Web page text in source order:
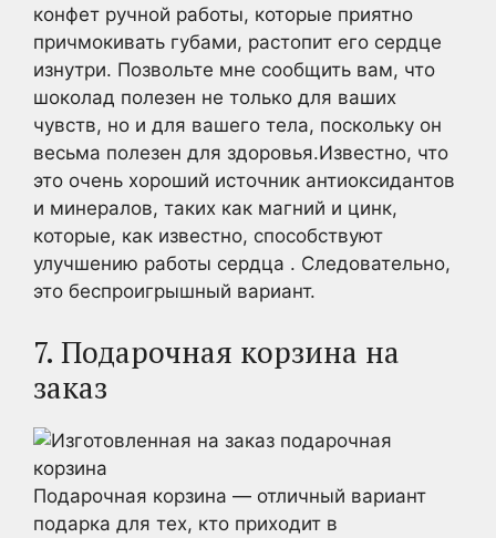
конфет ручной работы, которые приятно
причмокивать губами, растопит его сердце
изнутри. Позвольте мне сообщить вам, что
шоколад полезен не только для ваших
чувств, но и для вашего тела, поскольку он
весьма полезен для здоровья.Известно, что
это очень хороший источник антиоксидантов
и минералов, таких как магний и цинк,
которые, как известно, способствуют
улучшению работы сердца . Следовательно,
это беспроигрышный вариант.
7. Подарочная корзина на
заказ
Подарочная корзина — отличный вариант
подарка для тех, кто приходит в